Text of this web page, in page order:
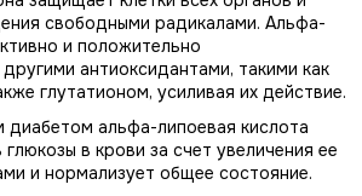
свободными радикалами. Альфа-
и положительно
антиоксидантами, такими как
глутатионом, усиливая их действие.
альфа-липоевая кислота
в крови за счет увеличения ее
и нормализует общее состояние.